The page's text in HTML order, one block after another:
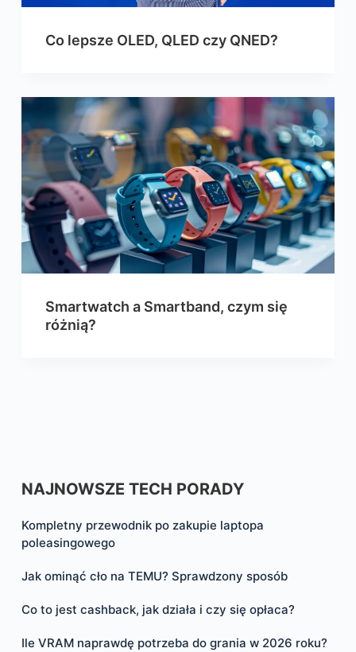
Co lepsze OLED, QLED czy QNED?
Smartwatch a Smartband, czym się
różnią?
NAJNOWSZE TECH PORADY
Kompletny przewodnik po zakupie laptopa
poleasingowego
Jak ominąć cło na TEMU? Sprawdzony sposób
Co to jest cashback, jak działa i czy się opłaca?
Ile VRAM naprawdę potrzeba do grania w 2026 roku?